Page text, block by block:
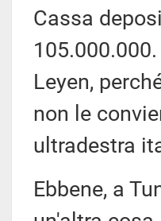
Cassa
Leyen,
non le
ultradestra
Ebbene, a